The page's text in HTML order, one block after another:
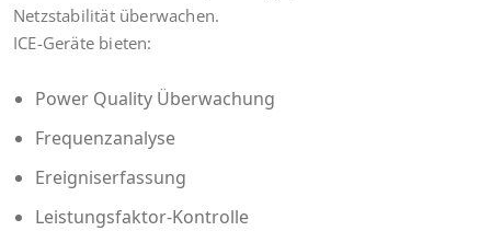
Netzstabilität überwachen.
ICE-Geräte bieten:
Power Quality Überwachung
Frequenzanalyse
Ereigniserfassung
Leistungsfaktor-Kontrolle